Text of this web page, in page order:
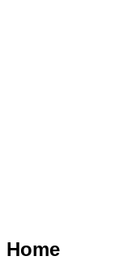
Home